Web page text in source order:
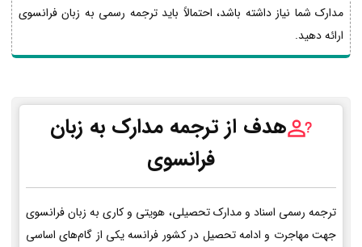
مدارک شما نیاز داشته باشد، احتمالاً باید ترجمه رسمی به زبان فرانسوی
ارائه دهید.
هدف از ترجمه مدارک به زبان
فرانسوی
ترجمه رسمی اسناد و مدارک تحصیلی، هویتی و کاری به زبان فرانسوی
جهت مهاجرت و ادامه تحصیل در کشور فرانسه یکی از گام‌های اساسی